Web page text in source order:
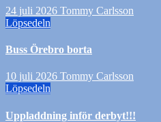
24 juli 2026 Tommy Carlsson
Löpsedeln
Buss Örebro borta
10 juli 2026 Tommy Carlsson
Löpsedeln
Uppladdning inför derbyt!!!